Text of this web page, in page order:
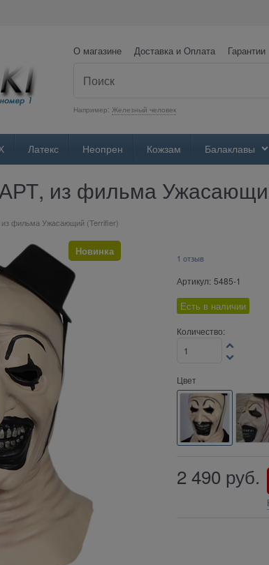
О магазине Доставка и Оплата Гарантии
Например: Железный человек
Латекс Неопрен Кожзам Балаклавы
из фильма
фильма Ужасающий (Terrifier)
Новинка
1 отзыв
Артикул: 5485-1
Есть в наличии
Количество:
Цвет
2 490 руб.